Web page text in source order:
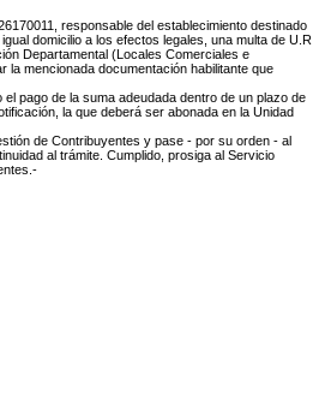
responsable del establecimiento destinado
domicilio a los efectos legales, una multa de
Departamental (Locales Comerciales e
la mencionada documentación habilitante que
pago de la suma adeudada dentro de un plazo de
la que deberá ser abonada en la Unidad
de Contribuyentes y pase - por su orden - al
al trámite. Cumplido, prosiga al Servicio